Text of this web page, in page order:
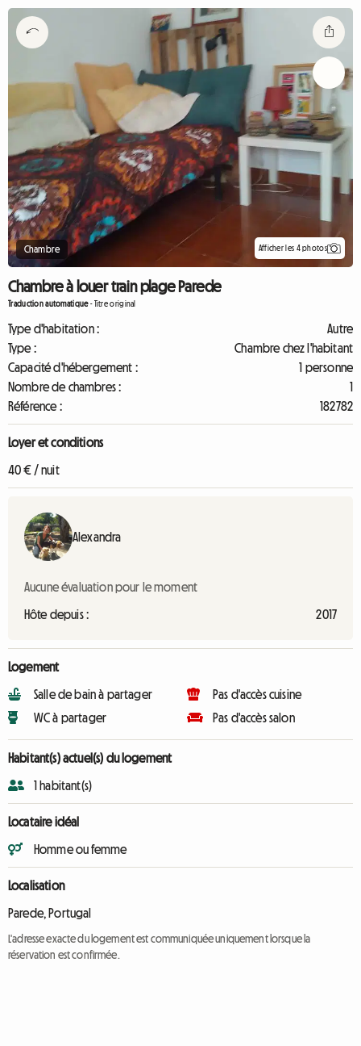
Chambre Afficher les 4 photos
Chambre à louer train plage Parede
Traduction automatique-Titre original
Type d'habitation :
Autre
Type :
Chambre chez l'habitant
Capacité d'hébergement :
1 personne
Nombre de chambres :
1
Référence :
182782
Loyer et conditions
40 € / nuit
Alexandra
Aucune évaluation pour le moment
Hôte depuis : 2017
Logement
Salle de bain à partager
WC à partager
Pas d'accès cuisine
Pas d'accès salon
Habitant(s) actuel(s) du logement
1 habitant(s)
Locataire idéal
Homme ou femme
Localisation
Parede, Portugal
L'adresse exacte du logement est communiquée uniquement lorsque la
réservation est confirmée.